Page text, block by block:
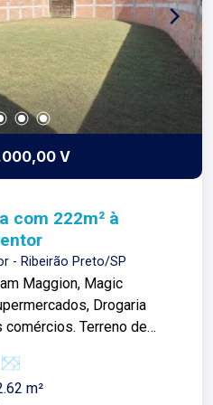
V
com 222m² à
- Ribeirão Preto/SP
Maggion, Magic
Drogaria
Terreno de
portão; Para mais
entre em contato.
m²